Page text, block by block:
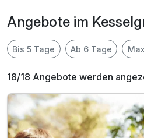
Angebote im
Bis 5 Tage Ab 6 Tage
18/18 Angebote werden